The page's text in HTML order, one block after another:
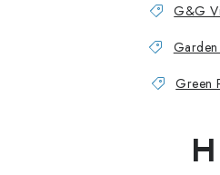
G&G
Green
H